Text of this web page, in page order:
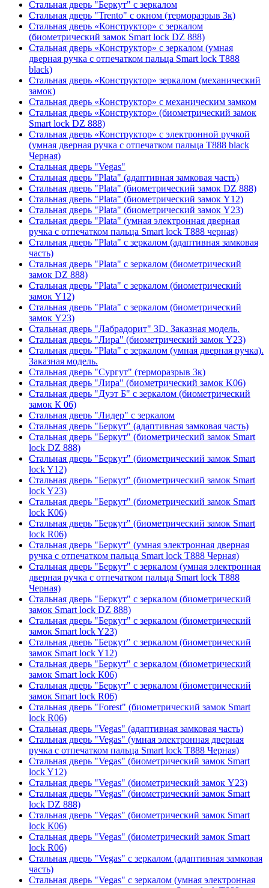
Стальная дверь "Беркут" с зеркалом
Стальная дверь "Trento" с окном (терморазрыв 3к)
Стальная дверь «Конструктор» с зеркалом
(биометрический замок Smart lock DZ 888)
Стальная дверь «Конструктор» с зеркалом (умная
дверная ручка с отпечатком пальца Smart lock T888
black)
Стальная дверь «Конструктор» зеркалом (механический
замок)
Стальная дверь «Конструктор» с механическим замком
Стальная дверь «Конструктор» (биометрический замок
Smart lock DZ 888)
Стальная дверь «Конструктор» с электронной ручкой
(умная дверная ручка с отпечатком пальца T888 black
Черная)
Стальная дверь "Vegas"
Стальная дверь "Plata" (адаптивная замковая часть)
Стальная дверь "Plata" (биометрический замок DZ 888)
Стальная дверь "Plata" (биометрический замок Y12)
Стальная дверь "Plata" (биометрический замок Y23)
Стальная дверь "Plata" (умная электронная дверная
ручка с отпечатком пальца Smart lock T888 черная)
Стальная дверь "Plata" с зеркалом (адаптивная замковая
часть)
Стальная дверь "Plata" с зеркалом (биометрический
замок DZ 888)
Стальная дверь "Plata" с зеркалом (биометрический
замок Y12)
Стальная дверь "Plata" с зеркалом (биометрический
замок Y23)
Стальная дверь "Лабрадорит" 3D. Заказная модель.
Стальная дверь "Лира" (биометрический замок Y23)
Стальная дверь "Plata" с зеркалом (умная дверная ручка).
Заказная модель.
Стальная дверь "Сургут" (терморазрыв 3к)
Стальная дверь "Лира" (биометрический замок K06)
Стальная дверь "Дуэт Б" с зеркалом (биометрический
замок К 06)
Стальная дверь "Лидер" с зеркалом
Стальная дверь "Беркут" (адаптивная замковая часть)
Стальная дверь "Беркут" (биометрический замок Smart
lock DZ 888)
Стальная дверь "Беркут" (биометрический замок Smart
lock Y12)
Стальная дверь "Беркут" (биометрический замок Smart
lock Y23)
Стальная дверь "Беркут" (биометрический замок Smart
lock К06)
Стальная дверь "Беркут" (биометрический замок Smart
lock R06)
Стальная дверь "Беркут" (умная электронная дверная
ручка с отпечатком пальца Smart lock T888 Черная)
Стальная дверь "Беркут" с зеркалом (умная электронная
дверная ручка с отпечатком пальца Smart lock T888
Черная)
Стальная дверь "Беркут" с зеркалом (биометрический
замок Smart lock DZ 888)
Стальная дверь "Беркут" с зеркалом (биометрический
замок Smart lock Y23)
Стальная дверь "Беркут" с зеркалом (биометрический
замок Smart lock Y12)
Стальная дверь "Беркут" с зеркалом (биометрический
замок Smart lock К06)
Стальная дверь "Беркут" с зеркалом (биометрический
замок Smart lock R06)
Стальная дверь "Forest" (биометрический замок Smart
lock R06)
Стальная дверь "Vegas" (адаптивная замковая часть)
Стальная дверь "Vegas" (умная электронная дверная
ручка с отпечатком пальца Smart lock T888 Черная)
Стальная дверь "Vegas" (биометрический замок Smart
lock Y12)
Стальная дверь "Vegas" (биометрический замок Y23)
Стальная дверь "Vegas" (биометрический замок Smart
lock DZ 888)
Стальная дверь "Vegas" (биометрический замок Smart
lock К06)
Стальная дверь "Vegas" (биометрический замок Smart
lock R06)
Стальная дверь "Vegas" с зеркалом (адаптивная замковая
часть)
Стальная дверь "Vegas" с зеркалом (умная электронная